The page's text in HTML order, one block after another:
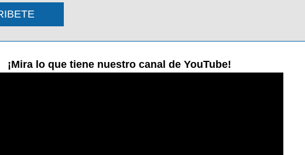
¡Mira lo que tiene nuestro canal de YouTube!